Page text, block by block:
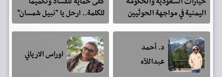
اليمنية في مواجهة الحوثيين
للكلمة.. ارحل يا "نبيل شمسان"
د. أحمد
عبداللآه
اوراس الارياني